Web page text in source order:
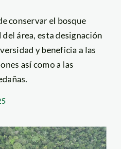
conservar el bosque
área, esta designación
y beneficia a las
así como a las